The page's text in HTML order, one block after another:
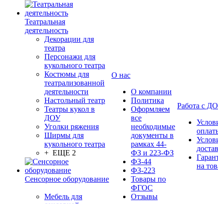
Театральная
деятельность
Декорации для
театра
Персонажи для
кукольного театра
Костюмы для
театрализованной
деятельности
Настольный театр
Театры кукол в
ДОУ
Уголки ряжения
Ширмы для
кукольного театра
+ ЕЩЕ 2
Сенсорное оборудование
Мебель для
О нас
О компании
Политика
Оформляем
все
необходимые
документы в
рамках 44-
ФЗ и 223-ФЗ
ФЗ-44
ФЗ-223
Товары по
ФГОС
Отзывы
Работа с
на